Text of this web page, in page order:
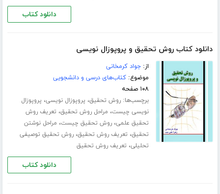
دانلود کتاب
دانلود کتاب روش تحقیق و پروپوزال نویسی
از:جواد کرمخانی
موضوع:کتاب‌های درسی و دانشجویی
۱۰۸ صفحه
برچسب‌ها:روش تحقیق، پروپوزال نویسی، پروپوزال
نویسی چیست، مراحل روش تحقیق، تعریف روش
تحقیق علمی،روش تحقیق چیست، مراحل نوشتن
تحقیق، تعریف روش تحقیق،روش تحقیق توصیفی
تحلیلی، تعریف روش تحقیق
دانلود کتاب